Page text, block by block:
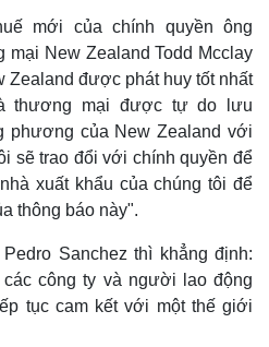
Thị trường
Giá vàng
mới của chính quyền ông
New Zealand Todd Mcclay
Zealand được phát huy tốt nhất
thương mại được tự do lưu
phương của New Zealand với
sẽ trao đổi với chính quyền để
xuất khẩu của chúng tôi để
thông báo này".
Sanchez thì khẳng định:
công ty và người lao động
tục cam kết với một thế giới